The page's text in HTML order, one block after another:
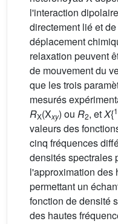
l'interaction
directement lié et
déplacement
relaxation peuvent
de mouvement du
que les trois
mesurés
RX(Xxy) ou R2, etX{1
valeurs des
cinq fréquences
densités spectrales
l'approximation des
permettant un
fonction de densité
des hautes